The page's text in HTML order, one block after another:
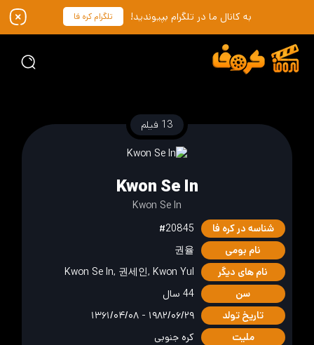
به کانال ما در تلگرام بپیوندید! تلگرام کره فا
13 فیلم
Kwon Se In
Kwon Se In
شناسه در کره فا
#20845
نام بومی
권율
نام های دیگر
Kwon Se In, 권세인, Kwon Yul
سن
44 سال
تاریخ تولد
۱۹۸۲/۰۶/۲۹ - ۱۳۶۱/۰۴/۰۸
ملیت
کره جنوبی